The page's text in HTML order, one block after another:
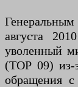
августа
уволенный
(TOP 09) из-
обращения с